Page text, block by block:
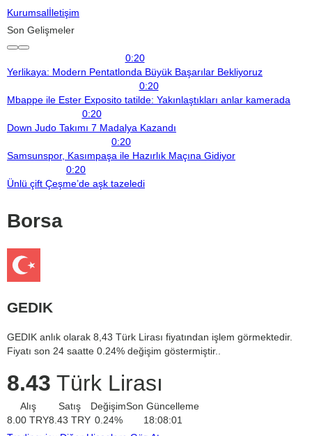
Kurumsalİletişim
Son Gelişmeler
0:20
Yerlikaya: Modern Pentatlonda Büyük Başarılar Bekliyoruz
0:20
Mbappe ile Ester Exposito tatilde: Yakınlaştıkları anlar kamerada
0:20
Down Judo Takımı 7 Madalya Kazandı
0:20
Samsunspor, Kasımpaşa ile Hazırlık Maçına Gidiyor
0:20
Ünlü çift Çeşme’de aşk tazeledi
Borsa
GEDIK
GEDIK anlık olarak 8,43 Türk Lirası fiyatından işlem görmektedir.
Fiyatı son 24 saatte 0.24% değişim göstermiştir..
8.43 Türk Lirası
Alış
8.00 TRY
Satış
8.43 TRY
Değişim
0.24%
Son Güncelleme
18:08:01